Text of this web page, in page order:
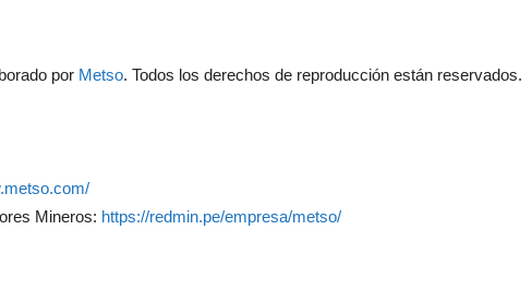
por Metso. Todos los derechos de reproducción están reservados.
Mineros: https://redmin.pe/empresa/metso/